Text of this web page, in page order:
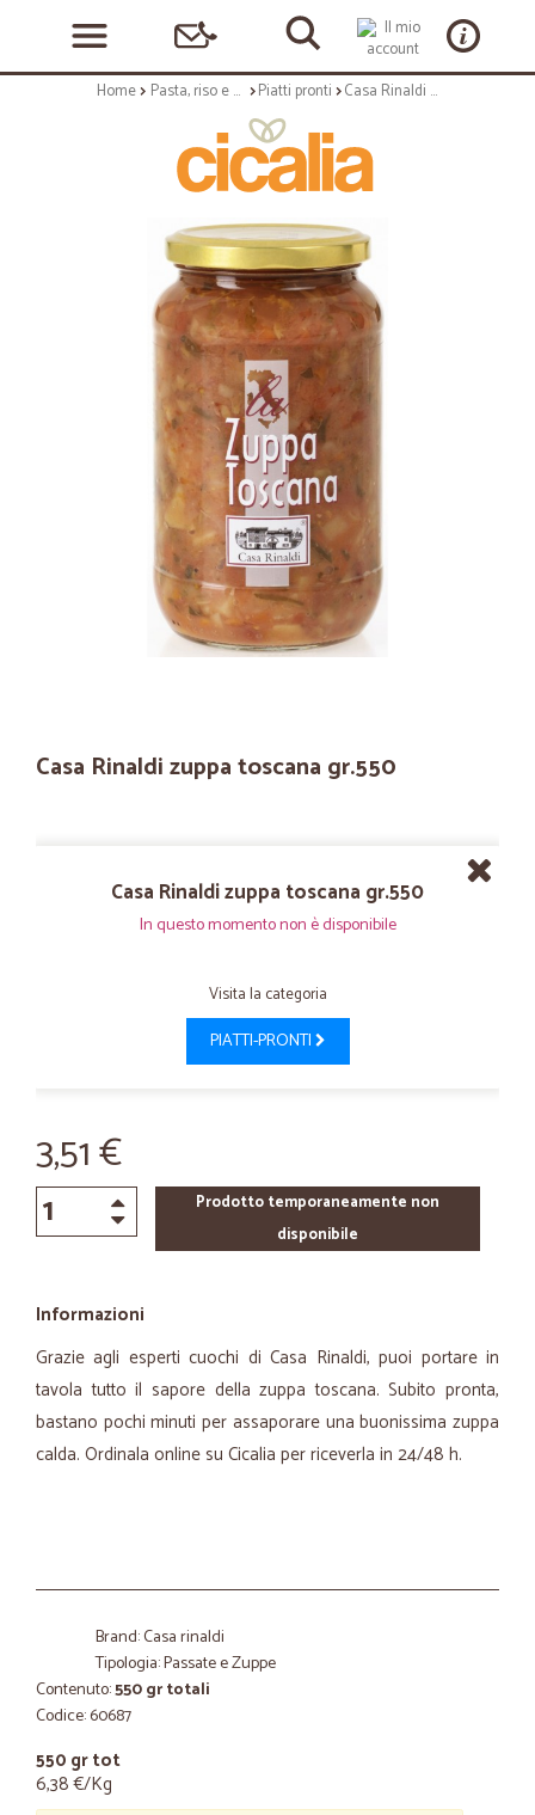
Home Pasta, riso e cerali Piatti pronti Casa Rinaldi zuppa toscana gr.550
Casa Rinaldi zuppa toscana gr.550
Casa Rinaldi zuppa toscana gr.550
In questo momento non è disponibile
Visita la categoria
PIATTI-PRONTI
3,51 €
Prodotto temporaneamente non
disponibile
Informazioni
Grazie agli esperti cuochi di Casa Rinaldi, puoi portare in
tavola tutto il sapore della zuppa toscana. Subito pronta,
bastano pochi minuti per assaporare una buonissima zuppa
calda. Ordinala online su Cicalia per riceverla in 24/48 h.
Brand: Casa rinaldi
Tipologia: Passate e Zuppe
Contenuto:550 gr totali
Codice: 60687
550 gr tot
6,38 €/Kg